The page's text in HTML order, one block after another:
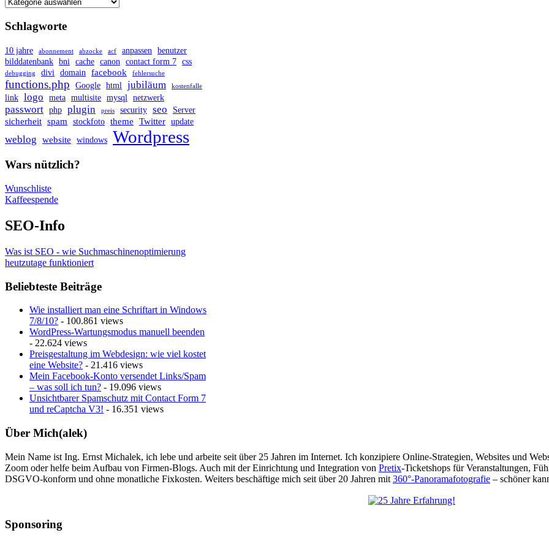
Schlagworte
10 jahre abonnement abzocke acf anpassen
benutzer
bilddatenbank bni cache canon contact form 7 css
debugging divi domain facebook fehlersuche
functions.php Google html jubiläum kostenfalle
link logo meta multisite mysql netzwerk
passwort php plugin preis security seo Server
sicherheit spam stockfoto theme Twitter update
weblog website windows Wordpress
Wars nützlich?
Wunschliste
Kaffeespende
SEO-Info
Was ist SEO - wie Suchmaschinenoptimierung
heutzutage funktioniert
Beliebteste Beiträge
Wie installiert man eine Schriftart in Windows
7/8/10? - 100.861 views
WordPress-Wartungsmodus manuell beenden
- 22.624 views
Preisgestaltung im Webdesign: wie viel kostet
eine Website? - 21.416 views
Mein Facebook-Konto versendet Links/Spam
– was soll ich tun? - 19.096 views
Unsichtbarer Spamschutz mit Contact Form 7
und reCaptcha V3! - 16.351 views
Über Mich(alek)
Mein Name ist Ing. Ernst Michalek, ich lebe und arbeite seit über 25 Jahren im Internet. Ich konzipiere Online-Strategien, Websites und
Zoom oder helfe beim Aufbau von Firmen-Blogs. Auch mit der Einrichtung und Integration von Pretix-Ticketshops für Veranstaltungen,
DSGVO-konform und ohne monatliche Fixkosten. Weiters beschäftige mich seit über 20 Jahren mit 360°-Panoramafotografie – schöner
Sponsoring